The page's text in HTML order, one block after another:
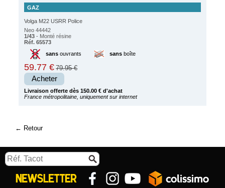
GAZ
Volga M22 USRR Police
Neo 44442
1/43 - Monté résine
Réf. 65573
sansouvrants sans boîte
59.77 € 79.95 €
Acheter
Livraison offerte dès 150.00 € d'achat
France métropolitaine, uniquement sur internet
Retour